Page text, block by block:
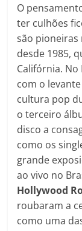
O
ter culhões
são pioneiras
desde 1985,
Califórnia.
com o
cultura pop
o terceiro
disco a
como os
grande
ao vivo no
Hollywood
roubaram a
como uma